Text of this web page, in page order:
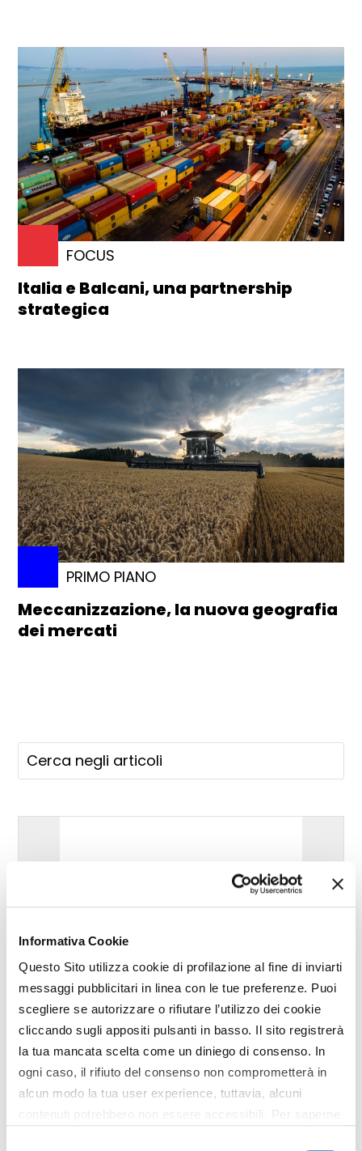
Informativa Cookie
Questo Sito utilizza cookie di profilazione al fine di inviarti
messaggi pubblicitari in linea con le tue preferenze. Puoi
scegliere se autorizzare o rifiutare l’utilizzo dei cookie
cliccando sugli appositi pulsanti in basso. Il sito registrerà
la tua mancata scelta come un diniego di consenso. In
ogni caso, il rifiuto del consenso non comprometterà in
alcun modo la tua user experience, tuttavia, alcuni
contenuti potrebbero non essere accessibili. Per saperne
FOCUS
Italia e Balcani, una partnership
strategica
PRIMO PIANO
Meccanizzazione, la nuova geografia
dei mercati